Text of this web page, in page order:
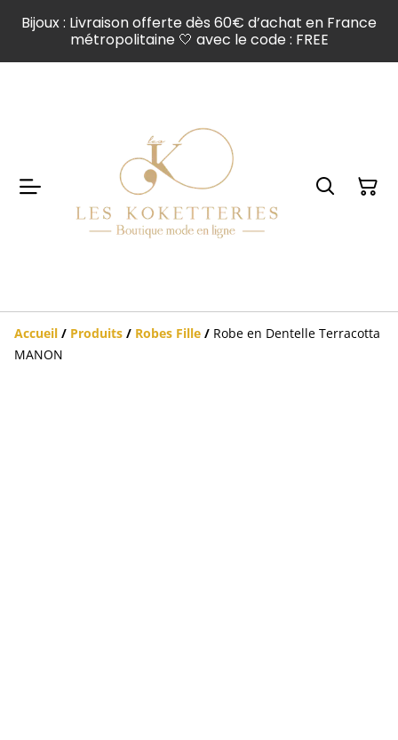
Bijoux : Livraison offerte dès 60€ d’achat en France
métropolitaine 🤍 avec le code : FREE
Accueil / Produits / Robes Fille / Robe en Dentelle Terracotta
MANON